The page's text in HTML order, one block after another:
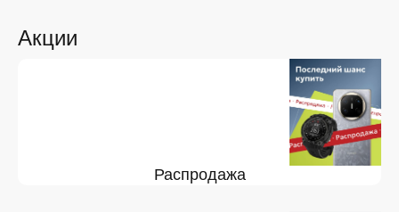
Акции
Распродажа